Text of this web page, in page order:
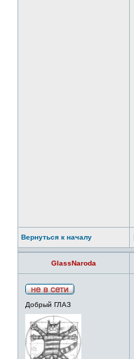
Вернуться к началу
GlassNaroda
Добрый ГЛАЗ